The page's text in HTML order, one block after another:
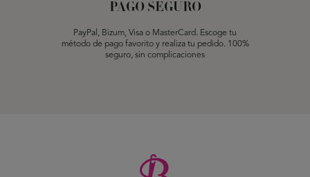
PAGO SEGURO
PayPal, Bizum, Visa o MasterCard. Escoge tu
método de pago favorito y realiza tu pedido. 100%
seguro, sin complicaciones